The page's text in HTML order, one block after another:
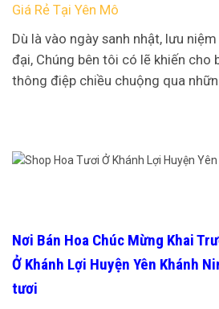
Giá Rẻ Tại Yên Mô
Dù là vào ngày sanh nhật, lưu
đại, Chúng bên tôi có lẽ khiến cho
thông điệp chiều chuộng qua
Nơi Bán Hoa Chúc Mừng Khai
Ở Khánh Lợi Huyện Yên Khánh
tươi